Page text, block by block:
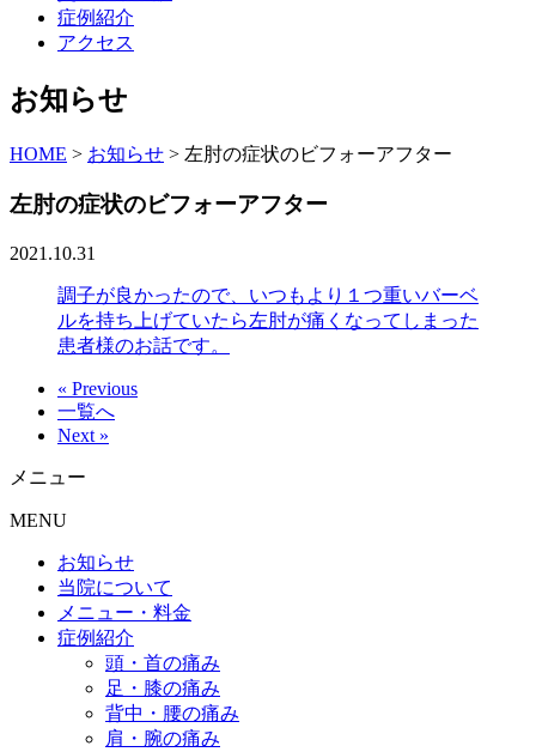
症例紹介
アクセス
お知らせ
HOME > お知らせ > 左肘の症状のビフォーアフター
左肘の症状のビフォーアフター
2021.10.31
調子が良かったので、いつもより１つ重いバーベ
ルを持ち上げていたら左肘が痛くなってしまった
患者様のお話です。
« Previous
一覧へ
Next »
メニュー
MENU
お知らせ
当院について
メニュー・料金
症例紹介
頭・首の痛み
足・膝の痛み
背中・腰の痛み
肩・腕の痛み